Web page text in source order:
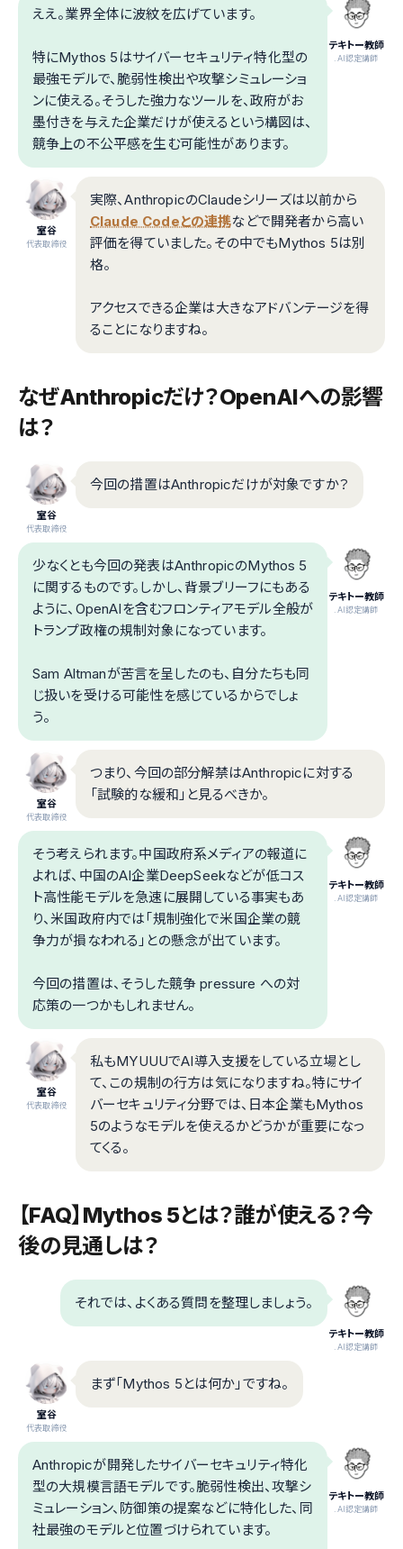
テキトー教師
.AI認定講師
ええ。業界全体に波紋を広げています。
特にMythos 5はサイバーセキュリティ特化型の
最強モデルで、脆弱性検出や攻撃シミュレーショ
ンに使える。そうした強力なツールを、政府がお
墨付きを与えた企業だけが使えるという構図は、
競争上の不公平感を生む可能性があります。
室谷
代表取締役
実際、AnthropicのClaudeシリーズは以前から
Claude Codeとの連携などで開発者から高い
評価を得ていました。その中でもMythos 5は別
格。
アクセスできる企業は大きなアドバンテージを得
ることになりますね。
なぜAnthropicだけ？OpenAIへの影響
は？
室谷
代表取締役
今回の措置はAnthropicだけが対象ですか？
テキトー教師
.AI認定講師
少なくとも今回の発表はAnthropicのMythos 5
に関するものです。しかし、背景ブリーフにもある
ように、OpenAIを含むフロンティアモデル全般が
トランプ政権の規制対象になっています。
Sam Altmanが苦言を呈したのも、自分たちも同
じ扱いを受ける可能性を感じているからでしょ
う。
室谷
代表取締役
つまり、今回の部分解禁はAnthropicに対する
「試験的な緩和」と見るべきか。
テキトー教師
.AI認定講師
そう考えられます。中国政府系メディアの報道に
よれば、中国のAI企業DeepSeekなどが低コス
ト高性能モデルを急速に展開している事実もあ
り、米国政府内では「規制強化で米国企業の競
争力が損なわれる」との懸念が出ています。
今回の措置は、そうした競争 pressure への対
応策の一つかもしれません。
室谷
代表取締役
私もMYUUUでAI導入支援をしている立場とし
て、この規制の行方は気になりますね。特にサイ
バーセキュリティ分野では、日本企業もMythos
5のようなモデルを使えるかどうかが重要になっ
てくる。
【FAQ】Mythos 5とは？誰が使える？今
後の見通しは？
テキトー教師
.AI認定講師
それでは、よくある質問を整理しましょう。
室谷
代表取締役
まず「Mythos 5とは何か」ですね。
テキトー教師
.AI認定講師
Anthropicが開発したサイバーセキュリティ特化
型の大規模言語モデルです。脆弱性検出、攻撃シ
ミュレーション、防御策の提案などに特化した、同
社最強のモデルと位置づけられています。